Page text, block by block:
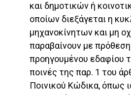
και δημοτικών ή
οποίων διεξάγεται η
μηχανοκίνητων και μη
παραβαίνουν με
προηγουμένου εδαφίου
ποινές της παρ. 1 του
Ποινικού Κώδικα, όπως